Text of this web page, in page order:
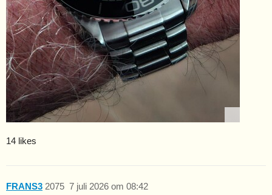
14 likes
FRANS3 7 juli 2026 om 08:42
2075